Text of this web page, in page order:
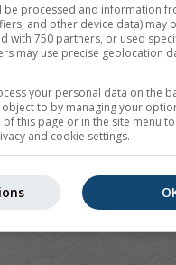
be processed and information
and other device data) may
with 750 partners, or used
may use precise geolocation
your personal data on the
object to by managing your
this page or in the site menu
and cookie settings.